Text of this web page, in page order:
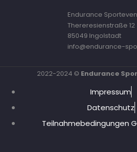
Endurance
Thereresienstraße 12
85049 Ingolstadt
info@endurance-
2022-2024 © Endurance
Impressum
Datenschutz
Teilnahmebedingungen